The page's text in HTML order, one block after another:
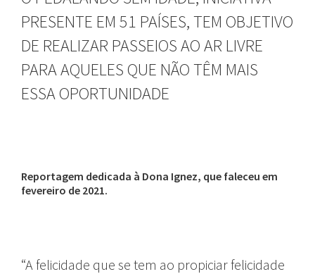
PRESENTE EM 51 PAÍSES, TEM OBJETIVO
DE REALIZAR PASSEIOS AO AR LIVRE
PARA AQUELES QUE NÃO TÊM MAIS
ESSA OPORTUNIDADE
Reportagem dedicada à Dona Ignez, que faleceu em
fevereiro de 2021.
“A felicidade que se tem ao propiciar felicidade